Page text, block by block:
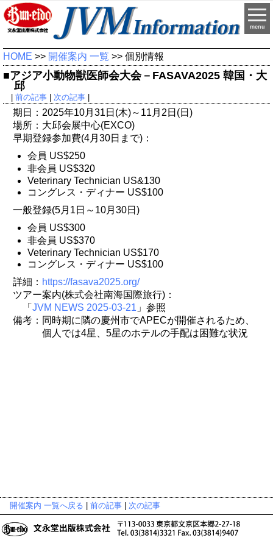
menu
HOME >> 開催案内 一覧 >> 個別情報
■アジア小動物獣医師会大会－FASAVA2025 韓国・大
邱
| 前の記事| 次の記事|
期日：2025年10月31日(木)～11月2日(日)
場所：大邱会展中心(EXCO)
早期登録参加費(4月30日まで)：
会員 US$250
非会員 US$320
Veterinary Technician US&130
コングレス・ディナー US$100
一般登録(5月1日～10月30日)
会員 US$300
非会員 US$370
Veterinary Technician US$170
コングレス・ディナー US$100
詳細： https://fasava2025.org/
ツアー案内(株式会社南海国際旅行)：
「 JVM NEWS 2025-03-21 」参照
備考：同時期に隣の慶州市でAPECが開催されるため、
個人では4星、5星のホテルの手配は困難な状況
開催案内 一覧へ戻る 前の記事 次の記事